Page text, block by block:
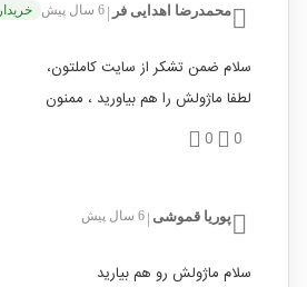
محمدرضا اهدایی فر 6 سال پیش خریدار
سلام ضمن تشکر از سایت کاملتون،
لطفا ماژولش را هم بیاورید ، ممنون
0
0
پوریا قموشی 6 سال پیش
سلام ماژولش رو هم بیارید